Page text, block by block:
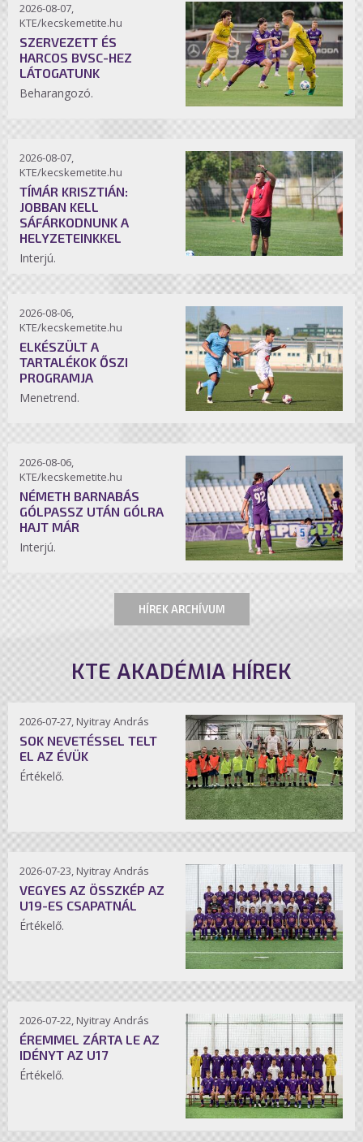
2026-08-07,
KTE/kecskemetite.hu
SZERVEZETT ÉS
HARCOS BVSC-HEZ
LÁTOGATUNK
Beharangozó.
2026-08-07,
KTE/kecskemetite.hu
TÍMÁR KRISZTIÁN:
JOBBAN KELL
SÁFÁRKODNUNK A
HELYZETEINKKEL
Interjú.
2026-08-06,
KTE/kecskemetite.hu
ELKÉSZÜLT A
TARTALÉKOK ŐSZI
PROGRAMJA
Menetrend.
2026-08-06,
KTE/kecskemetite.hu
NÉMETH BARNABÁS
GÓLPASSZ UTÁN GÓLRA
HAJT MÁR
Interjú.
HÍREK ARCHÍVUM
KTE AKADÉMIA HÍREK
2026-07-27, Nyitray András
SOK NEVETÉSSEL TELT
EL AZ ÉVÜK
Értékelő.
2026-07-23, Nyitray András
VEGYES AZ ÖSSZKÉP AZ
U19-ES CSAPATNÁL
Értékelő.
2026-07-22, Nyitray András
ÉREMMEL ZÁRTA LE AZ
IDÉNYT AZ U17
Értékelő.